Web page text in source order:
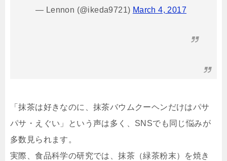
— Lennon (@ikeda9721) March 4, 2017
「抹茶は好きなのに、抹茶バウムクーヘンだけはパサ
パサ・えぐい」という声は多く、SNSでも同じ悩みが
多数見られます。
実際、食品科学の研究では、抹茶（緑茶粉末）を焼き